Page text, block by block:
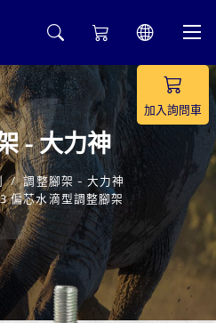
- 大力神
調整腳架 - 大力神
偏芯水滴型調整腳架
加入詢問車